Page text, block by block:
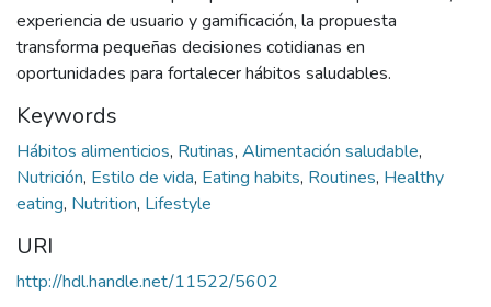
experiencia de usuario y gamificación, la propuesta
transforma pequeñas decisiones cotidianas en
oportunidades para fortalecer hábitos saludables.
Keywords
Hábitos alimenticios, Rutinas, Alimentación saludable,
Nutrición, Estilo de vida, Eating habits, Routines, Healthy
eating, Nutrition, Lifestyle
URI
http://hdl.handle.net/11522/5602